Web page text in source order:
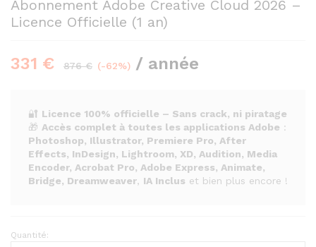
Abonnement Adobe Creative Cloud 2026 –
Licence Officielle (1 an)
331 € 876€ (-62%) / année
🔐 Licence 100% officielle – Sans crack, ni piratage
🎁 Accès complet à toutes les applications Adobe :
Photoshop, Illustrator, Premiere Pro, After
Effects, InDesign, Lightroom, XD, Audition, Media
Encoder, Acrobat Pro, Adobe Express, Animate,
Bridge, Dreamweaver, IA Inclus et bien plus encore !
Abonnement
Quantité: